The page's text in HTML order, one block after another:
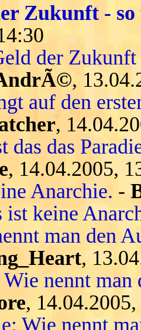
Zukunft -
der
,
auf den
,
das das
, 14.04.2005,
Anarchie. -
ist keine
man den
,
Wie nennt man
,
Wie nennt